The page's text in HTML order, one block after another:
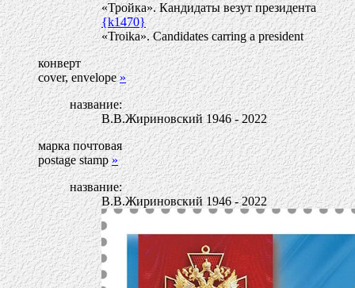
«Тройка». Кандидаты везут президента
{k1470}
«Troika». Candidates carring a president
конверт
cover, envelope»
название:
В.В.Жириновский 1946 - 2022
марка почтовая
postage stamp»
название:
В.В.Жириновский 1946 - 2022